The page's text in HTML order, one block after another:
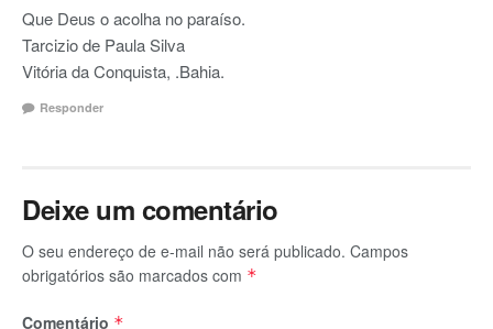
Que Deus o acolha no paraíso.
Tarcizio de Paula Silva
Vitória da Conquista, .Bahia.
Responder
Deixe um comentário
O seu endereço de e-mail não será publicado. Campos
obrigatórios são marcados com *
Comentário *